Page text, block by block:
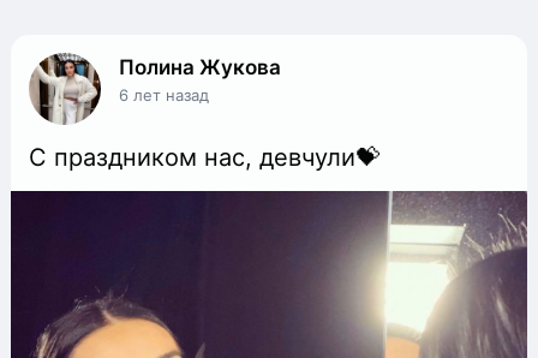
Полина Жукова
6 лет назад
С праздником нас, девчули💝